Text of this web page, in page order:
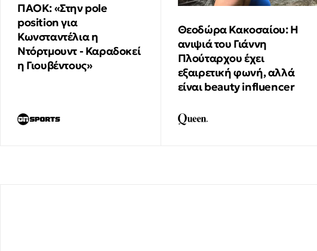
ΠΑΟΚ: «Στην pole
position για
Κωνσταντέλια η
Ντόρτμουντ - Καραδοκεί
η Γιουβέντους»
Θεοδώρα Κακοσαίου: Η
ανιψιά του Γιάννη
Πλούταρχου έχει
εξαιρετική φωνή, αλλά
είναι beauty influencer